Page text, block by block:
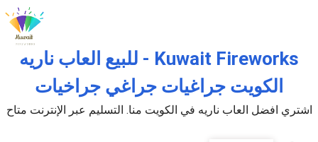
Kuwait Fireworks - للبيع العاب ناريه
الكويت جراغيات جراغي جراخيات
اشتري افضل العاب ناريه في الكويت منا. التسليم عبر الإنترنت متاح